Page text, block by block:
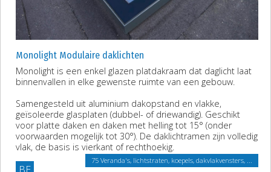
Monolight Modulaire daklichten
Monolight is een enkel glazen platdakraam dat daglicht laat
binnenvallen in elke gewenste ruimte van een gebouw.
Samengesteld uit aluminium dakopstand en vlakke,
geïsoleerde glasplaten (dubbel- of driewandig). Geschikt
voor platte daken en daken met helling tot 15° (onder
voorwaarden mogelijk tot 30°). De daklichtramen zijn volledig
vlak, de basis is vierkant of rechthoekig.
75 Veranda's, lichtstraten, koepels, dakvlakvensters, ...